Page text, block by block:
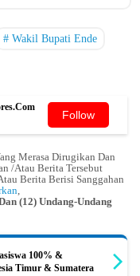
Wakil Bupati Ende
Follow
Merasa Dirugikan Dan
/Atau Berita Tersebut
Berita Berisi Sanggahan
,
(12) Undang-Undang
100% &
Timur & Sumatera